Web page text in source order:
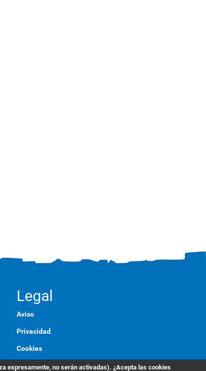
Legal
Aviso
Privacidad
Cookies
Marca
expresamente, no serán activadas). ¿Acepta las cookies